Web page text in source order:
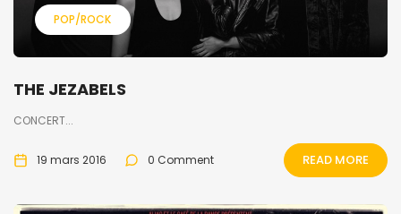
POP/ROCK
THE JEZABELS
CONCERT...
19 mars 2016 0 Comment READ MORE